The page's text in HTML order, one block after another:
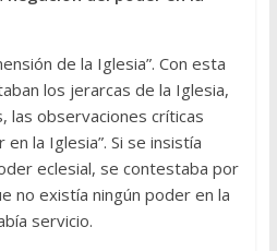
de la Iglesia”. Con esta
los jerarcas de la Iglesia,
las observaciones críticas
la Iglesia”. Si se insistía
eclesial, se contestaba por
no existía ningún poder en la
servicio.